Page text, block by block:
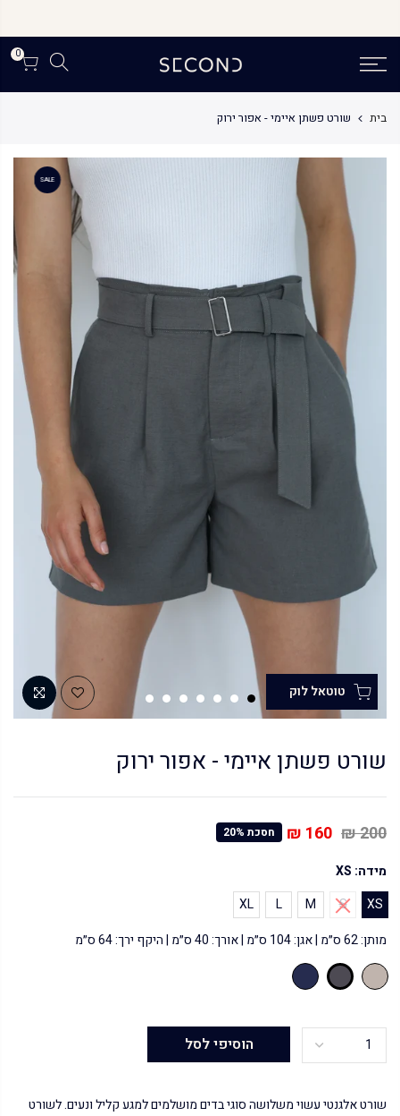
0
בית שורט פשתן איימי - אפור ירוק
SALE
שורט פשתן איימי - אפור ירוק
200 ₪
160 ₪ חסכת 20%
מידה: XS
XS
S
M
L
XL
מותן: 62 ס״מ | אגן: 104 ס״מ | אורך: 40 ס״מ | היקף ירך: 64 ס״מ
הוסיפי לסל
שורט אלגנטי עשוי משלושה סוגי בדים מושלמים למגע קליל ונעים. לשורט